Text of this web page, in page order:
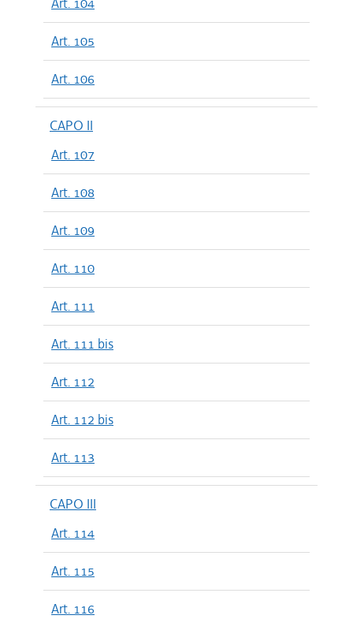
Art. 105
Art. 106
CAPO II
Art. 107
Art. 108
Art. 109
Art. 110
Art. 111
Art. 111 bis
Art. 112
Art. 112 bis
Art. 113
CAPO III
Art. 114
Art. 115
Art. 116